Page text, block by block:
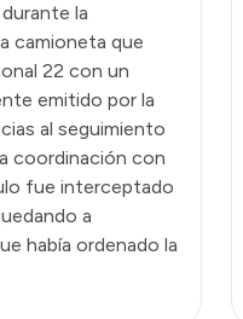
la
camioneta que
22 con un
emitido por la
al seguimiento
coordinación con
fue interceptado
a
había ordenado la